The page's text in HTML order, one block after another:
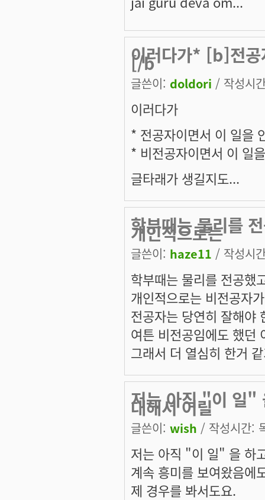
이러다가* [b]전
[/b
글쓴이: doldori / 작성시
이러다가
* 전공자이면서 이 일을
* 비전공자이면서 이 일
글타래가 생길지도...
학부때는 물리를
개인적으로는
글쓴이: haze11 / 작성시
학부때는 물리를 전공했
개인적으로는 비전공자
전공자는 당연히 잘해야
여튼 비전공임에도 했던
그래서 더 열심히 한거
저는 아직 "이 일"
대해서 어릴
글쓴이: wish / 작성시간:
저는 아직 "이 일" 을 하
계속 흥미를 보여왔음에
제 경우를 봐서도요.